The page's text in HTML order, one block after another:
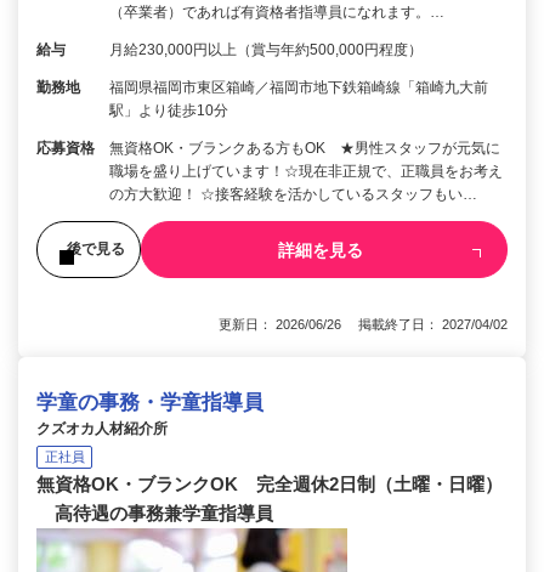
（卒業者）であれば有資格者指導員になれます。…
給与 月給230,000円以上（賞与年約500,000円程度）
勤務地
福岡県福岡市東区箱崎／福岡市地下鉄箱崎線「箱崎九大前
駅」より徒歩10分
応募資格
無資格OK・ブランクある方もOK ★男性スタッフが元気に
職場を盛り上げています！☆現在非正規で、正職員をお考え
の方大歓迎！ ☆接客経験を活かしているスタッフもい…
後で見る 詳細を見る
更新日： 2026/06/26 掲載終了日： 2027/04/02
学童の事務・学童指導員
クズオカ人材紹介所
正社員
無資格OK・ブランクOK 完全週休2日制（土曜・日曜）
高待遇の事務兼学童指導員